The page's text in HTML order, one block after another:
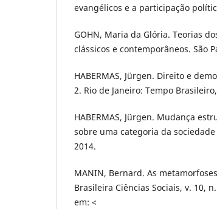
evangélicos e a participação
GOHN, Maria da Glória. Teorias
clássicos e contemporâneos. São
HABERMAS, Jürgen. Direito e
2. Rio de Janeiro: Tempo
HABERMAS, Jürgen. Mudança
sobre uma categoria da
2014.
MANIN, Bernard. As
Brasileira Ciências Sociais, v. 10,
em: <